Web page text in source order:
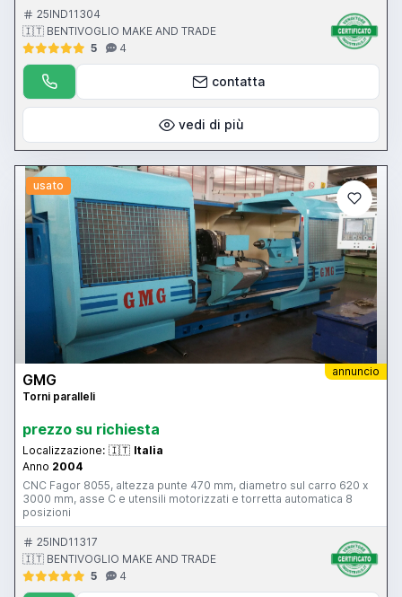
25IND11304
🇮🇹 BENTIVOGLIO MAKE AND TRADE
5
4
contatta
vedi di più
usato
annuncio
GMG
Torni paralleli
prezzo su richiesta
Localizzazione: 🇮🇹 Italia
Anno 2004
CNC Fagor 8055, altezza punte 470 mm, diametro sul carro 620 x
3000 mm, asse C e utensili motorizzati e torretta automatica 8
posizioni
25IND11317
🇮🇹 BENTIVOGLIO MAKE AND TRADE
5
4